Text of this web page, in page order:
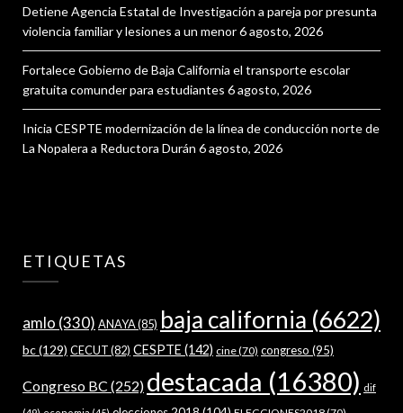
Detiene Agencia Estatal de Investigación a pareja por presunta
violencia familiar y lesiones a un menor6 agosto, 2026
Fortalece Gobierno de Baja California el transporte escolar
gratuita comunder para estudiantes 6 agosto, 2026
Inicia CESPTE modernización de la línea de conducción norte de
La Nopalera a Reductora Durán 6 agosto, 2026
ETIQUETAS
amlo (330) ANAYA(85) baja california (6622)
bc(129) CECUT(82) CESPTE (142) cine(70) congreso (95)
Congreso BC (252) destacada (16380) dif